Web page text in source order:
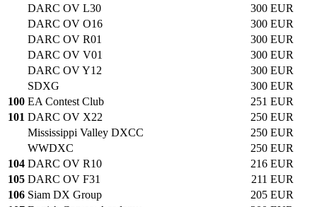
DARC OV L30
300 EUR
DARC OV O16
300 EUR
DARC OV R01
300 EUR
DARC OV V01
300 EUR
DARC OV Y12
300 EUR
SDXG
300 EUR
100 EA Contest Club
251 EUR
101 DARC OV X22
250 EUR
Mississippi Valley DXCC
250 EUR
WWDXC
250 EUR
104 DARC OV R10
216 EUR
105 DARC OV F31
211 EUR
106 Siam DX Group
205 EUR